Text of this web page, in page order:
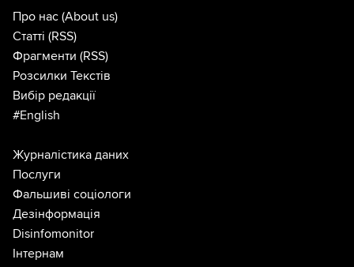
Про нас (About us)
Статті (RSS)
Фрагменти (RSS)
Розсилки Текстів
Вибір редакції
#English
Журналістика даних
Послуги
Фальшиві соціологи
Дезінформація
Disinfomonitor
Інтернам